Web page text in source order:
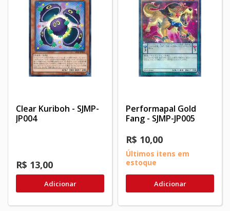
Clear Kuriboh - SJMP-
JP004
R$ 13,00
Adicionar
Performapal Gold
Fang - SJMP-JP005
R$ 10,00
Últimos itens em
estoque
Adicionar